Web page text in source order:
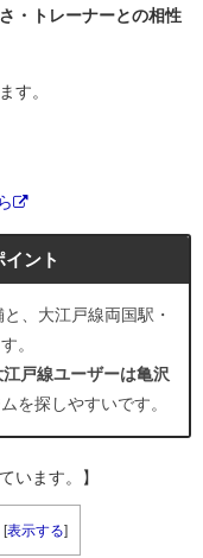
・トレーナーとの相性
す。
ント
、大江戸線両国駅・
。
戸線ユーザーは亀沢
を探しやすいです。
います。】
[表示する]